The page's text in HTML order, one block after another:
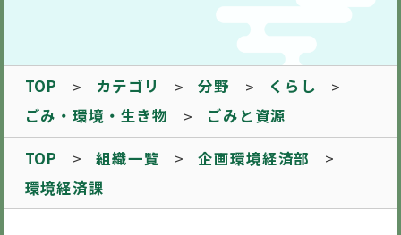
TOP カテゴリ 分野
くらし
ごみ・環境・生き物
ごみと資源
TOP
組織一覧
企画環境経済部
環境経済課